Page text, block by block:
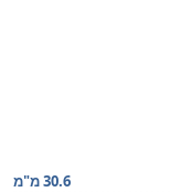
30.6 מ"מ